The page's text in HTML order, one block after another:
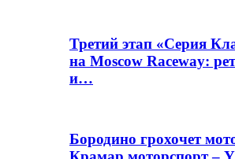
Третий этап «Серия
на Moscow Raceway:
и…
Бородино грохочет